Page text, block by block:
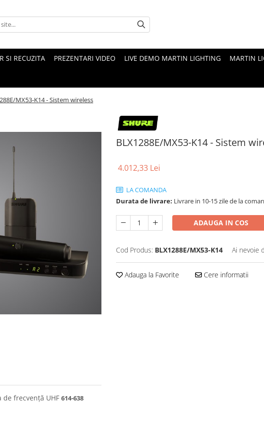
SI RECUZITA PREZENTARI VIDEO LIVE DEMO MARTIN LIGHTING MARTIN
MX53-K14 - Sistem wireless
BLX1288E/MX53-K14 - Sistem
4.012,33 Lei
LA COMANDA
Durata de livrare: Livrare in 10-15 zile de la
ADAUGA IN COS
Cod Produs: BLX1288E/MX53-K14 Ai nevoie
Adauga la Favorite Cere informatii
de frecvență UHF 614-638